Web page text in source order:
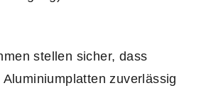
stellen sicher, dass
zuverlässig